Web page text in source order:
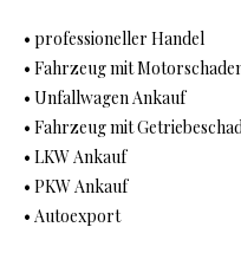
• professioneller Handel
• Fahrzeug mit
• Unfallwagen Ankauf
• Fahrzeug mit
• LKW Ankauf
• PKW Ankauf
• Autoexport